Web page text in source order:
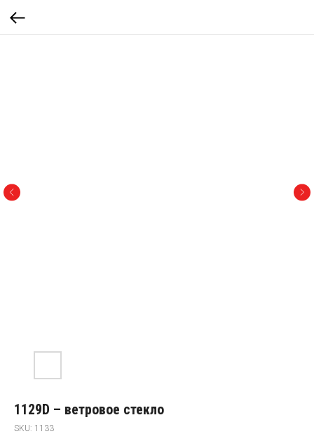
1129D – ветровое стекло
SKU: 1133